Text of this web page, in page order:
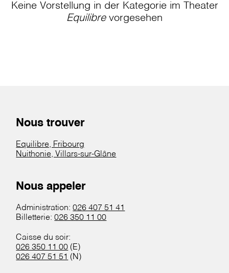
Keine Vorstellung in der Kategorie im Theater
Equilibrevorgesehen
Nous trouver
Equilibre, Fribourg
Nuithonie, Villars-sur-Glâne
Nous appeler
Administration:026 407 51 41
Billetterie:026 350 11 00
Caisse du soir:
026 350 11 00 (E)
026 407 51 51 (N)